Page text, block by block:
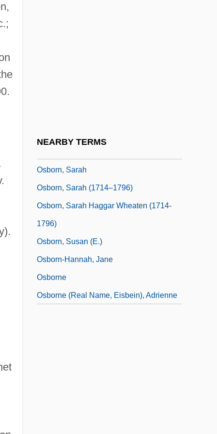
NEARBY TERMS
Osborn, Sarah
Osborn, Sarah (1714–1796)
Osborn, Sarah Haggar Wheaten (1714-
1796)
Osborn, Susan (E.)
Osborn-Hannah, Jane
Osborne
Osborne (real Name, Eisbein), Adrienne